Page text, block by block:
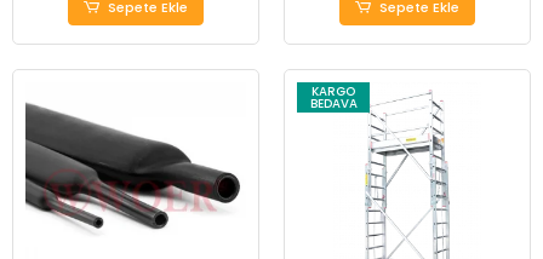
Sepete Ekle Sepete Ekle
KARGO
BEDAVA